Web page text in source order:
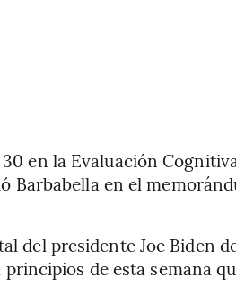
en la Evaluación
Barbabella en el
del presidente Joe Biden
de esta semana